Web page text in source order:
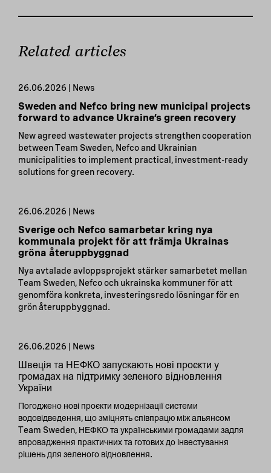
Related articles
26.06.2026 | News
Sweden and Nefco bring new municipal projects
forward to advance Ukraine’s green recovery
New agreed wastewater projects strengthen cooperation
between Team Sweden, Nefco and Ukrainian
municipalities to implement practical, investment-ready
solutions for green recovery.
26.06.2026 | News
Sverige och Nefco samarbetar kring nya
kommunala projekt för att främja Ukrainas
gröna återuppbyggnad
Nya avtalade avloppsprojekt stärker samarbetet mellan
Team Sweden, Nefco och ukrainska kommuner för att
genomföra konkreta, investeringsredo lösningar för en
grön återuppbyggnad.
26.06.2026 | News
Швеція та НЕФКО запускають нові проєкти у
громадах на підтримку зеленого відновлення
України
Погоджено нові проєкти модернізації системи
водовідведення, що зміцнять співпрацю між альянсом
Team Sweden, НЕФКО та українськими громадами задля
впровадження практичних та готових до інвестування
рішень для зеленого відновлення.